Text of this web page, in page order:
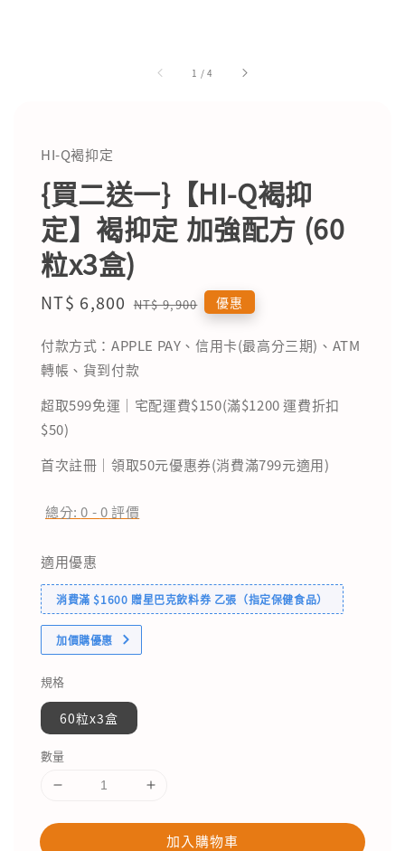
1 /4
HI-Q褐抑定
{買二送一}【HI-Q褐抑
定】褐抑定 加強配方 (60
粒x3盒)
Sale
NT$ 6,800 Regular
NT$ 9,900 優惠
付款方式：APPLE PAY、信用卡(最高分三期)、ATM
轉帳、貨到付款
超取599免運｜宅配運費$150(滿$1200 運費折扣
$50)
首次註冊｜領取50元優惠券(消費滿799元適用)
總分:0 -0評價
適用優惠
消費滿 $1600 贈星巴克飲料券 乙張（指定保健食品）
加價購優惠
規格
60粒x3盒
數量
加入購物車